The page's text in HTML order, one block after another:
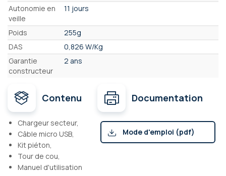
Autonomie en
veille
11 jours
Poids
255g
DAS
0,826 W/Kg
Garantie
constructeur
2 ans
Contenu
Chargeur secteur,
Câble micro USB,
Kit piéton,
Tour de cou,
Manuel d'utilisation
Documentation
Mode d'emploi (pdf)